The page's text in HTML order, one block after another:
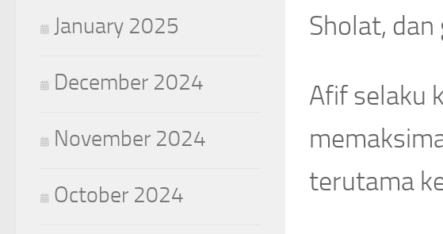
Sholat, dan
Afif selaku
terutama
January 2025
December 2024
November 2024
October 2024